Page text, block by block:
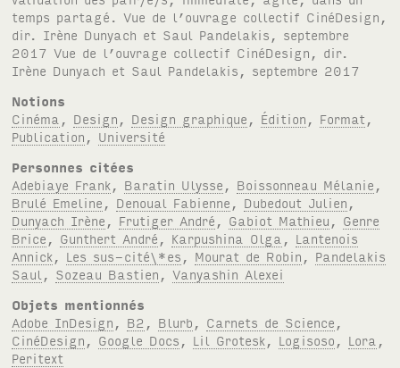
Notions
Cinéma , Design , Design graphique , Édition , Format ,
Publication , Université
Personnes citées
Adebiaye Frank, Baratin Ulysse , Boissonneau Mélanie ,
Brulé Emeline , Denoual Fabienne , Dubedout Julien ,
Dunyach Irène , Frutiger André , Gabiot Mathieu , Genre
Brice , Gunthert André , Karpushina Olga , Lantenois
Annick, Les sus-cité\*es , Mourat de Robin , Pandelakis
Saul , Sozeau Bastien ,Vanyashin Alexei
Objets mentionnés
Adobe InDesign , B2 , Blurb , Carnets de Science ,
CinéDesign , Google Docs , Lil Grotesk, Logisoso , Lora ,
Peritext